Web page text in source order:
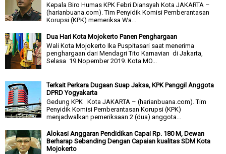
Kepala Biro Humas KPK Febri Diansyah Kota JAKARTA –
(harianbuana.com). Tim Penyidik Komisi Pemberantasan
Korupsi (KPK) memeriksa Wa...
Dua Hari Kota Mojokerto Panen Penghargaan
Wali Kota Mojokerto Ika Puspitasari saat menerima
penghargaan dari Mendagri Tito Karnavian di Jakarta,
Selasa 19 Nopember 2019. Kota MO...
Terkait Perkara Dugaan Suap Jaksa, KPK Panggil Anggota
DPRD Yogyakarta
Gedung KPK Kota JAKARTA – (harianbuana.com). Tim
Penyidik Komisi Pemberantasan Korupsi (KPK)
menjadwalkan pemeriksaan 2 (dua) anggota...
Alokasi Anggaran Pendidikan Capai Rp. 180 M, Dewan
Berharap Sebanding Dengan Capaian kualitas SDM Kota
Mojokerto